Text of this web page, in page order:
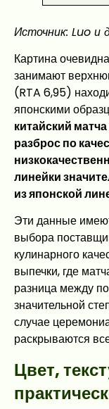
Источник: Luo и
Картина
занимают
(RTA 6,95)
японскими
китайский
разброс по
линейки
из японской
Эти данные
выбора
кулинарного
выпечки, где
разница между
значительной
случае
раскрываются
Цвет,